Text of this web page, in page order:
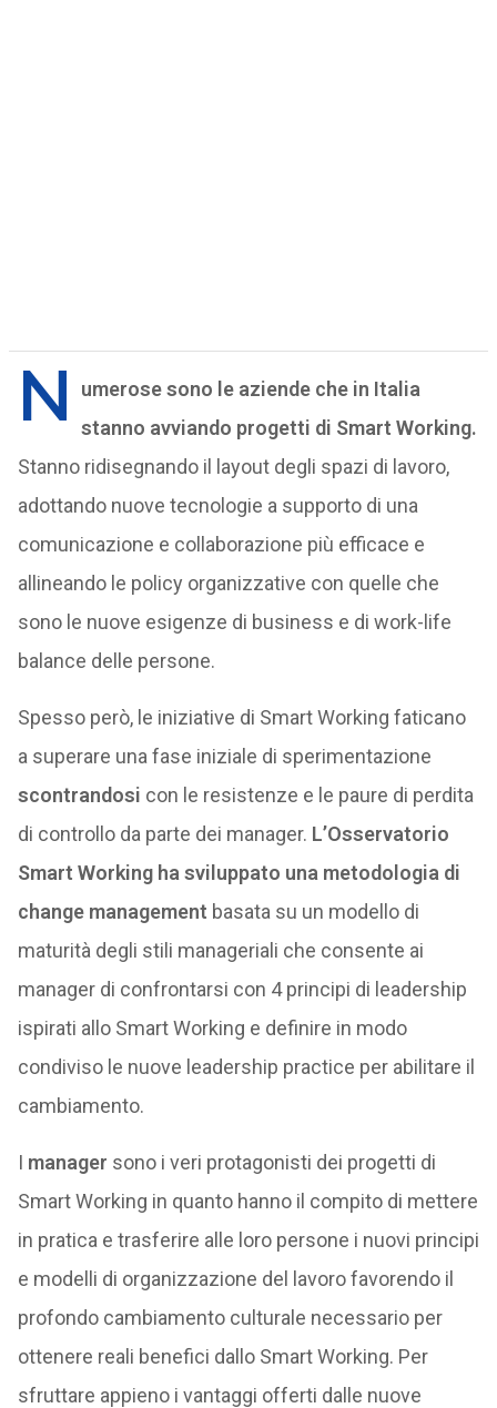
N
umerose sono le aziende che in Italia
stanno avviando progetti di Smart Working.
Stanno ridisegnando il layout degli spazi di lavoro,
adottando nuove tecnologie a supporto di una
comunicazione e collaborazione più efficace e
allineando le policy organizzative con quelle che
sono le nuove esigenze di business e di work-life
balance delle persone.
Spesso però, le iniziative di Smart Working faticano
a superare una fase iniziale di sperimentazione
scontrandosi con le resistenze e le paure di perdita
di controllo da parte dei manager. L’Osservatorio
Smart Working ha sviluppato una metodologia di
change management basata su un modello di
maturità degli stili manageriali che consente ai
manager di confrontarsi con 4 principi di leadership
ispirati allo Smart Working e definire in modo
condiviso le nuove leadership practice per abilitare il
cambiamento.
I manager sono i veri protagonisti dei progetti di
Smart Working in quanto hanno il compito di mettere
in pratica e trasferire alle loro persone i nuovi principi
e modelli di organizzazione del lavoro favorendo il
profondo cambiamento culturale necessario per
ottenere reali benefici dallo Smart Working. Per
sfruttare appieno i vantaggi offerti dalle nuove